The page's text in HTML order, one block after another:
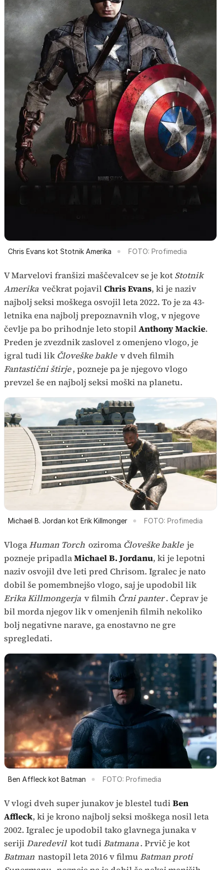
Chris Evans kot Stotnik Amerika FOTO: Profimedia
V Marvelovi franšizi maščevalcev se je kot Stotnik
Amerika večkrat pojavil Chris Evans, ki je naziv
najbolj seksi moškega osvojil leta 2022. To je za 43-
letnika ena najbolj prepoznavnih vlog, v njegove
čevlje pa bo prihodnje leto stopil Anthony Mackie.
Preden je zvezdnik zaslovel z omenjeno vlogo, je
igral tudi lik Človeške bakle v dveh filmih
Fantastični štirje, pozneje pa je njegovo vlogo
prevzel še en najbolj seksi moški na planetu.
Michael B. Jordan kot Erik Killmonger FOTO: Profimedia
VlogaHuman Torch oziroma Človeške bakle je
pozneje pripadlaMichael B. Jordanu, ki je lepotni
naziv osvojil dve leti pred Chrisom. Igralec je nato
dobil še pomembnejšo vlogo, saj je upodobil lik
Erika Killmongerja v filmih Črni panter. Čeprav je
bil morda njegov lik v omenjenih filmih nekoliko
bolj negativne narave, ga enostavno ne gre
spregledati.
Ben Affleck kot Batman FOTO: Profimedia
V vlogi dveh super junakov je blestel tudi Ben
Affleck, ki je krono najbolj seksi moškega nosil leta
2002. Igralec je upodobil tako glavnega junaka v
seriji Daredevil kot tudi Batmana. Prvič je kot
Batman nastopil leta 2016 v filmuBatman proti